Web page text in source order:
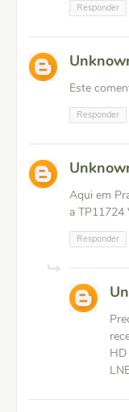
Responder
Este
Responder
Aqui em
a TP11724
Responder